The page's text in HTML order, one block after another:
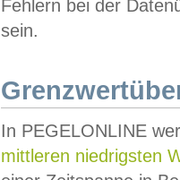
Fehlern bei der
sein.
In PEGELONLINE
mittleren niedrigsten